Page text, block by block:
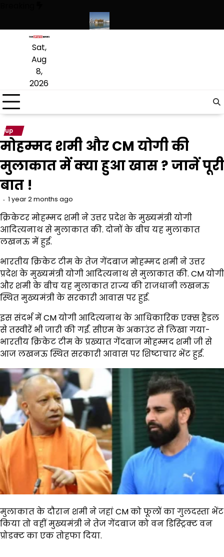
content
Sat,
Aug
8,
2026
up
मोहम्मद शमी और CM योगी की
मुलाकात में क्या हुआ खास ? जानें पूरी
बात !
1 year 2 months ago
क्रिकेटर मोहम्मद शमी ने उत्तर प्रदेश के मुख्यमंत्री योगी
आदित्यनाथ से मुलाकात की. दोनों के बीच यह मुलाकात
लखनऊ में हुई.
भारतीय क्रिकेट टीम के तेज गेंदबाज मोहम्मद शमी ने उत्तर
प्रदेश के मुख्यमंत्री योगी आदित्यनाथ से मुलाकात की. CM योगी
और शमी के बीच यह मुलाकात राज्य की राजधानी लखनऊ
स्थित मुख्यमंत्री के सरकारी आवास पर हुई.
इस संदर्भ में CM योगी आदित्यनाथ के आधिकारिक एक्स हैंडल
से तस्वीरें भी जारी की गईं. सीएम के अकाउंट से लिखा गया-
भारतीय क्रिकेट टीम के प्रख्यात गेंदबाज मोहम्मद शमी जी से
आज लखनऊ स्थित सरकारी आवास पर शिष्टाचार भेंट हुई.
मुलाकात के दौरान शमी ने जहां CM को फूलों का गुलदस्ता भेंट
किया तो वहीं मुख्यमंत्री ने तेज गेंदबाज को वन डिस्ट्रिक्ट वन
प्रोडक्ट का एक तोहफा दिया.